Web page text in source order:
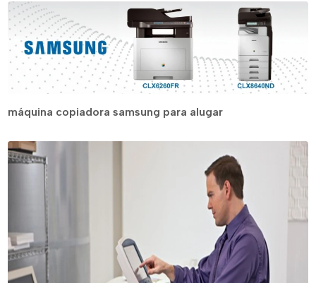
máquina copiadora samsung para alugar